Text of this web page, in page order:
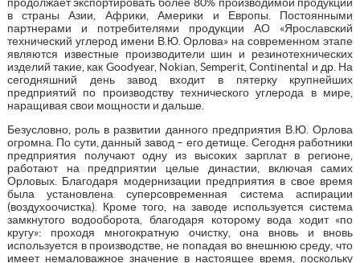
в страны Азии, Африки, Америки и Европы. Постоянными
партнерами и потребителями продукции АО «Ярославский
технический углерод имени В.Ю. Орлова» на современном этапе
являются известные производители шин и резинотехнических
изделий такие, как Goodyear, Nokian, Semperit, Сontinental и др. На
сегодняшний день завод входит в пятерку крупнейших
предприятий по производству технического углерода в мире,
наращивая свои мощности и дальше.
Безусловно, роль в развитии данного предприятия В.Ю. Орлова
огромна. По сути, данный завод – его детище. Сегодня работники
предприятия получают одну из высоких зарплат в регионе,
работают на предприятии целые династии, включая самих
Орловых. Благодаря модернизации предприятия в свое время
была установлена суперсовременная система аспирации
(воздухоочистка). Кроме того, на заводе используется система
замкнутого водооборота, благодаря которому вода ходит «по
кругу»: проходя многократную очистку, она вновь и вновь
используется в производстве, не попадая во внешнюю среду, что
имеет немаловажное значение в настоящее время, поскольку